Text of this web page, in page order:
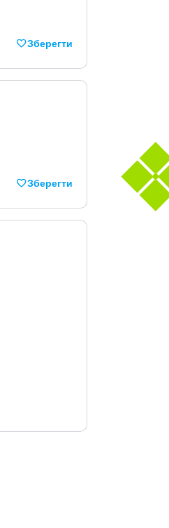
Зберегти
Зберегти